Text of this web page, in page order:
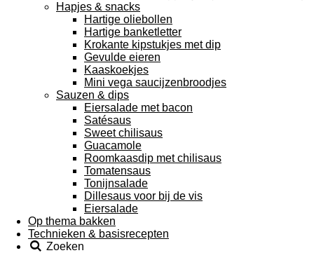
Hapjes & snacks
Hartige oliebollen
Hartige banketletter
Krokante kipstukjes met dip
Gevulde eieren
Kaaskoekjes
Mini vega saucijzenbroodjes
Sauzen & dips
Eiersalade met bacon
Satésaus
Sweet chilisaus
Guacamole
Roomkaasdip met chilisaus
Tomatensaus
Tonijnsalade
Dillesaus voor bij de vis
Eiersalade
Op thema bakken
Technieken & basisrecepten
Zoeken